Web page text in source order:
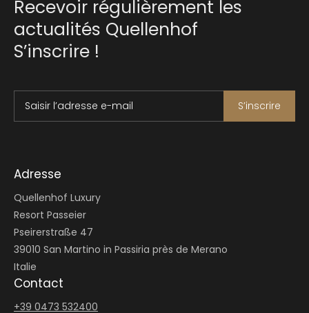
Recevoir régulièrement les
actualités Quellenhof
S’inscrire !
Saisir l’adresse e-mail S’inscrire
Adresse
Quellenhof Luxury
Resort Passeier
Pseirerstraße 47
39010 San Martino in Passiria près de Merano
Italie
Contact
+39 0473 532400